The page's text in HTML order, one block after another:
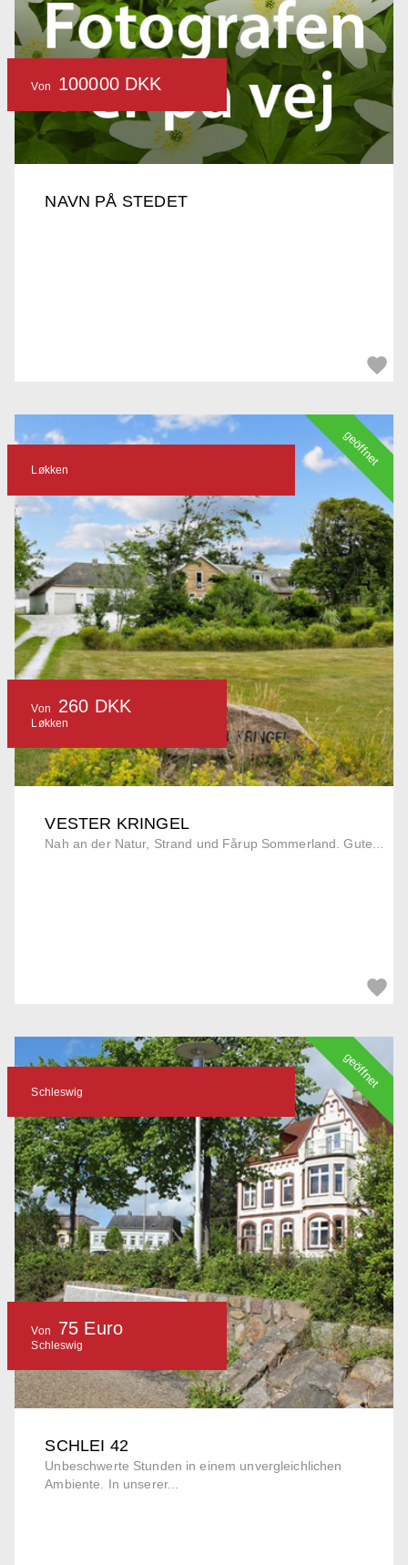
NAVN PÅ STEDET
Von 100000 DKK
VESTER KRINGEL
Nah an der Natur, Strand und Fårup Sommerland. Gute...
Løkken
Von 260 DKK
Løkken
geöffnet
SCHLEI 42
Unbeschwerte Stunden in einem unvergleichlichen
Ambiente. In unserer...
Schleswig
Von 75 Euro
Schleswig
geöffnet